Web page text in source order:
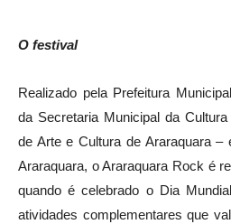
O festival
Realizado pela Prefeitura
da Secretaria Municipal da
de Arte e Cultura de Araraquara
Araraquara, o Araraquara Rock é
quando é celebrado o Dia
atividades complementares que